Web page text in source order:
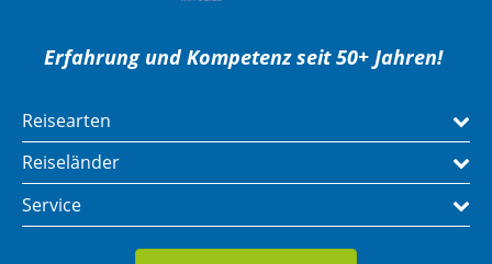
Erfahrung und Kompetenz seit 50+ Jahren!
Reisearten
Reiseländer
Service